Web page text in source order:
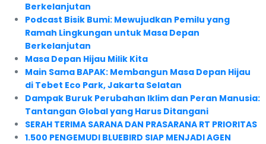
Berkelanjutan
Podcast Bisik Bumi: Mewujudkan Pemilu yang
Ramah Lingkungan untuk Masa Depan
Berkelanjutan
Masa Depan Hijau Milik Kita
Main Sama BAPAK: Membangun Masa Depan Hijau
di Tebet Eco Park, Jakarta Selatan
Dampak Buruk Perubahan Iklim dan Peran Manusia:
Tantangan Global yang Harus Ditangani
SERAH TERIMA SARANA DAN PRASARANA RT PRIORITAS
1.500 PENGEMUDI BLUEBIRD SIAP MENJADI AGEN